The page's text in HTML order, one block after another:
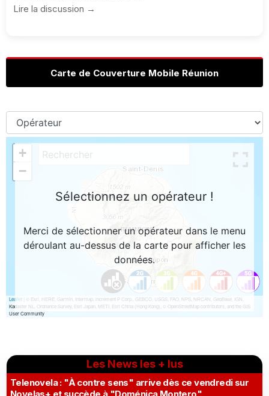
Lire la discussion →
Carte de Couverture Mobile Réunion
Les News les + lus
Telenovela : "À contre sens" arrive dès ce vendredi sur